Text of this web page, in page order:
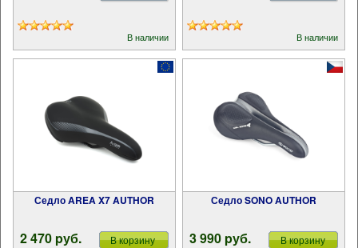
В наличии В наличии
Седло AREA X7 AUTHOR
2 470 pуб. В корзину
Седло SONO AUTHOR
3 990 pуб. В корзину